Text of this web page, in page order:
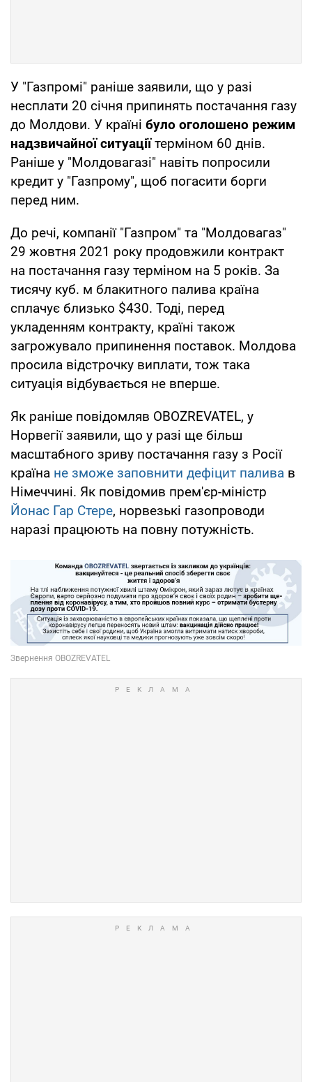
У "Газпромі" раніше заявили, що у разі
несплати 20 січня припинять постачання газу
до Молдови. У країні було оголошено режим
надзвичайної ситуаціїтерміном 60 днів.
Раніше у "Молдовагазі" навіть попросили
кредит у "Газпрому", щоб погасити борги
перед ним.
До речі, компанії "Газпром" та "Молдовагаз"
29 жовтня 2021 року продовжили контракт
на постачання газу терміном на 5 років. За
тисячу куб. м блакитного палива країна
сплачує близько $430. Тоді, перед
укладенням контракту, країні також
загрожувало припинення поставок. Молдова
просила відстрочку виплати, тож така
ситуація відбувається не вперше.
Як раніше повідомляв OBOZREVATEL, у
Норвегії заявили, що у разі ще більш
масштабного зриву постачання газу з Росії
країна не зможе заповнити дефіцит палива в
Німеччині. Як повідомив прем'єр-міністр
Йонас Гар Стере, норвезькі газопроводи
наразі працюють на повну потужність.